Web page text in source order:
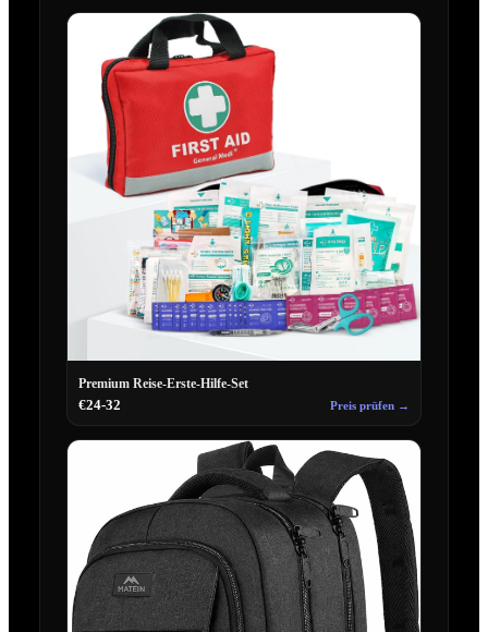
Premium Reise-Erste-Hilfe-Set
€24-32 Preis prüfen →